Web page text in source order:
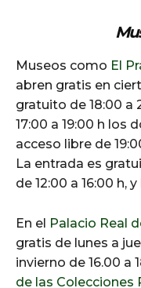
Museos como El
abren gratis en
gratuito de 18:00 a
17:00 a 19:00 h los
acceso libre de
La entrada es
de 12:00 a 16:00 h,
En el Palacio Real
gratis de lunes a
invierno de 16.00 a
de las Colecciones